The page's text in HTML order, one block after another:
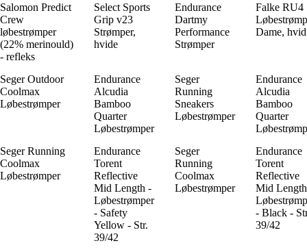
Salomon Predict
Crew
løbestrømper
(22% merinould)
- refleks
Select Sports
Grip v23
Strømper,
hvide
Endurance
Dartmy
Performance
Strømper
Falke RU4
Dame, hvid
Seger Outdoor
Coolmax
Løbestrømper
Endurance
Alcudia
Bamboo
Quarter
Løbestrømper
Seger
Running
Sneakers
Løbestrømper
Endurance
Alcudia
Bamboo
Quarter
Seger Running
Coolmax
Løbestrømper
Endurance
Torent
Reflective
Mid Length -
Løbestrømper
- Safety
Yellow - Str.
39/42
Seger
Running
Coolmax
Løbestrømper
Endurance
Torent
Reflective
Mid
- Black -
39/42